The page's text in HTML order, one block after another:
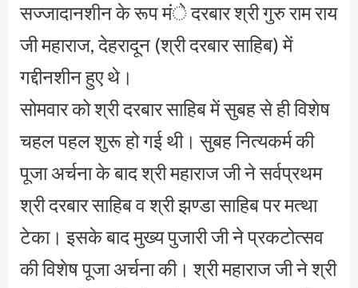
सज्जादानशीन के रूप मंे दरबार श्री गुरु राम राय
जी महाराज, देहरादून (श्री दरबार साहिब) में
गद्दीनशीन हुए थे।
सोमवार को श्री दरबार साहिब में सुबह से ही विशेष
चहल पहल शुरू हो गई थी। सुबह नित्यकर्म की
पूजा अर्चना के बाद श्री महाराज जी ने सर्वप्रथम
श्री दरबार साहिब व श्री झण्डा साहिब पर मत्था
टेका। इसके बाद मुख्य पुजारी जी ने प्रकटोत्सव
की विशेष पूजा अर्चना की। श्री महाराज जी ने श्री